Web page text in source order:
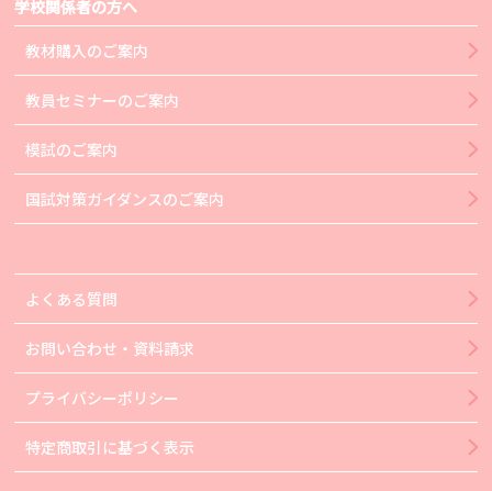
学校関係者の方へ
教材購入のご案内
教員セミナーのご案内
模試のご案内
国試対策ガイダンスのご案内
よくある質問
お問い合わせ・資料請求
プライバシーポリシー
特定商取引に基づく表示